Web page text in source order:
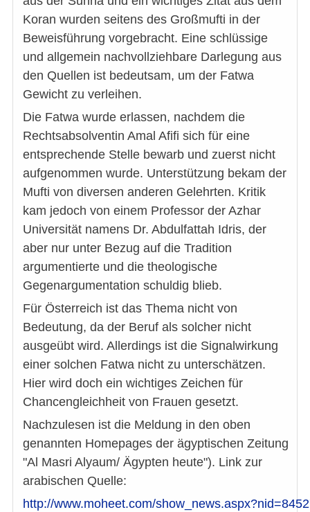
Koran wurden seitens des Großmufti in der
Beweisführung vorgebracht. Eine schlüssige
und allgemein nachvollziehbare Darlegung aus
den Quellen ist bedeutsam, um der Fatwa
Gewicht zu verleihen.
Die Fatwa wurde erlassen, nachdem die
Rechtsabsolventin Amal Afifi sich für eine
entsprechende Stelle bewarb und zuerst nicht
aufgenommen wurde. Unterstützung bekam der
Mufti von diversen anderen Gelehrten. Kritik
kam jedoch von einem Professor der Azhar
Universität namens Dr. Abdulfattah Idris, der
aber nur unter Bezug auf die Tradition
argumentierte und die theologische
Gegenargumentation schuldig blieb.
Für Österreich ist das Thema nicht von
Bedeutung, da der Beruf als solcher nicht
ausgeübt wird. Allerdings ist die Signalwirkung
einer solchen Fatwa nicht zu unterschätzen.
Hier wird doch ein wichtiges Zeichen für
Chancengleichheit von Frauen gesetzt.
Nachzulesen ist die Meldung in den oben
genannten Homepages der ägyptischen Zeitung
"Al Masri Alyaum/ Ägypten heute"). Link zur
arabischen Quelle:
http://www.moheet.com/